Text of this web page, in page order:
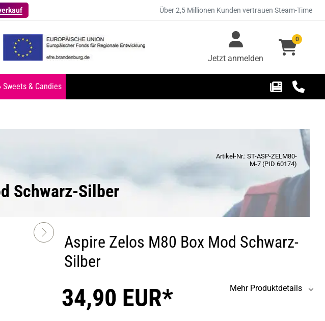
Über 2,5 Millionen Kunden vertrauen Steam-Time
Jetzt anmelden
0
Sweets & Candies
Artikel-Nr.: ST-ASP-ZELM80-
M-7 (PID 60174)
Schwarz-Silber
Aspire Zelos M80 Box Mod Schwarz-
Silber
34,90 EUR* Mehr Produktdetails